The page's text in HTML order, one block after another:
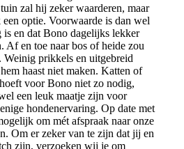
zal hij zeker waarderen, maar
een optie. Voorwaarde is dan wel
is en dat Bono dagelijks lekker
Af en toe naar bos of heide zou
prikkels en uitgebreid
haast niet maken. Katten of
voor Bono niet zo nodig,
een leuk maatje zijn voor
hondenervaring. Op date met
om mét afspraak naar onze
Om er zeker van te zijn dat jij en
zijn, verzoeken wij je om